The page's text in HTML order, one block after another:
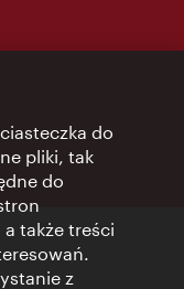
do
pliki, tak
do
także treści
z